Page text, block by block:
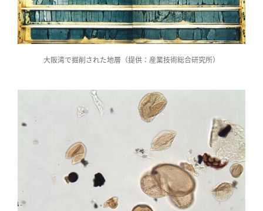
大阪湾で掘削された地層（提供：産業技術総合研究所）